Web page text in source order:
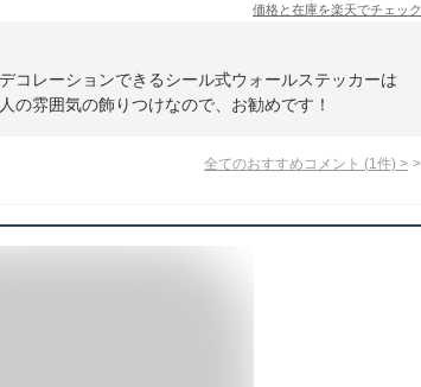
価格と在庫を楽天でチェック
コレーションできるシール式ウォールステッカーは
の雰囲気の飾りつけなので、お勧めです！
全てのおすすめコメント (1 件) >